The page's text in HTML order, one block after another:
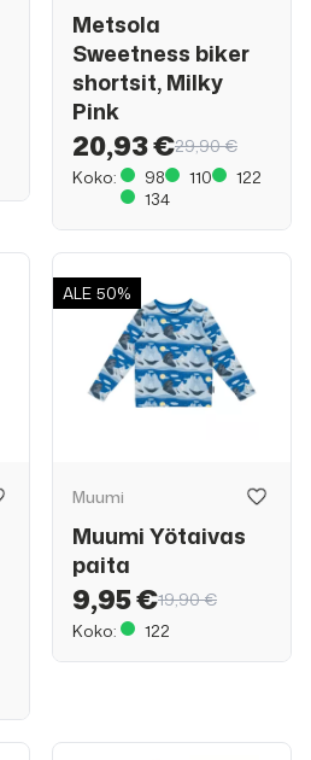
Metsola
Sweetness biker
shortsit, Milky
Pink
20,93 €29,90 €
Koko:
98 110
122
134
ALE 50%
Muumi
Muumi Yötaivas
paita
9,95 €19,90 €
Koko:
122